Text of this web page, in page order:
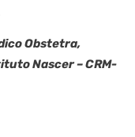
Obstetra,
Nascer – CRM-